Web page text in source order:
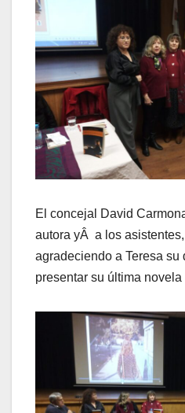
El concejal David
autora yÂ a los
agradeciendo a Teresa su
presentar su última